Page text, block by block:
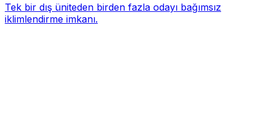
Tek bir dış üniteden birden fazla odayı bağımsız
iklimlendirme imkanı.